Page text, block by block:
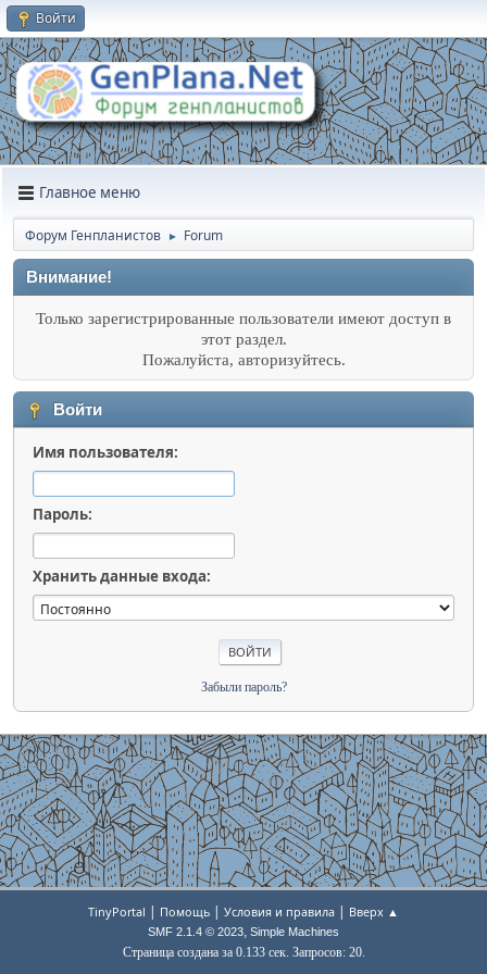
Войти
Главное меню
Форум Генпланистов ► Forum
Внимание!
Только зарегистрированные пользователи имеют доступ в
этот раздел.
Пожалуйста, авторизуйтесь.
Войти
Имя пользователя:
Пароль:
Хранить данные входа:
Забыли пароль?
TinyPortal | Помощь | Условия и правила | Вверх ▲
SMF 2.1.4 © 2023, Simple Machines
Страница создана за 0.133 сек. Запросов: 20.